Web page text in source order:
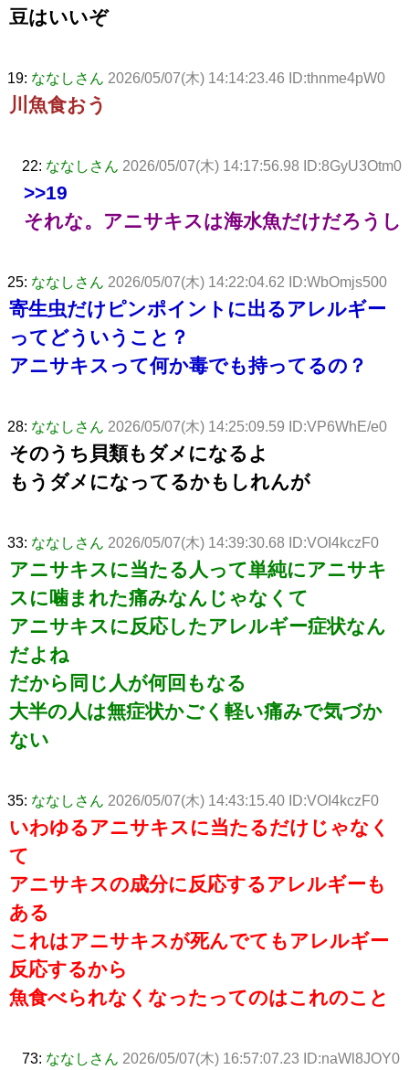
豆はいいぞ
19: ななしさん 2026/05/07(木) 14:14:23.46 ID:thnme4pW0
川魚食おう
22: ななしさん 2026/05/07(木) 14:17:56.98 ID:8GyU3Otm0
>>19
それな。アニサキスは海水魚だけだろうし
25: ななしさん 2026/05/07(木) 14:22:04.62 ID:WbOmjs500
寄生虫だけピンポイントに出るアレルギー
ってどういうこと？
アニサキスって何か毒でも持ってるの？
28: ななしさん 2026/05/07(木) 14:25:09.59 ID:VP6WhE/e0
そのうち貝類もダメになるよ
もうダメになってるかもしれんが
33: ななしさん 2026/05/07(木) 14:39:30.68 ID:VOI4kczF0
アニサキスに当たる人って単純にアニサキ
スに噛まれた痛みなんじゃなくて
アニサキスに反応したアレルギー症状なん
だよね
だから同じ人が何回もなる
大半の人は無症状かごく軽い痛みで気づか
ない
35: ななしさん 2026/05/07(木) 14:43:15.40 ID:VOI4kczF0
いわゆるアニサキスに当たるだけじゃなく
て
アニサキスの成分に反応するアレルギーも
ある
これはアニサキスが死んでてもアレルギー
反応するから
魚食べられなくなったってのはこれのこと
73: ななしさん 2026/05/07(木) 16:57:07.23 ID:naWl8JOY0